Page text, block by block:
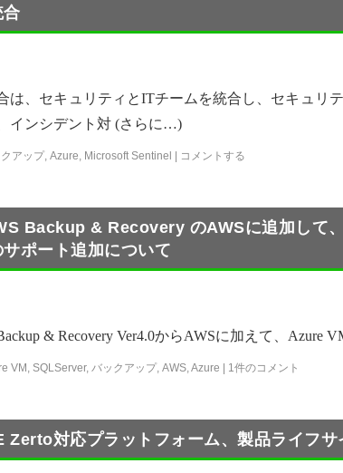
合
は、セキュリティとITチームを統合し、セキュリ
インシデント対 (さらに…)
アップ, Azure, Microsoft Sentinel | コメントする
Backup & Recovery のAWSに追加して
ポート追加について
& Recovery Ver4.0からAWSに加えて、Azure
VM, SQLServer, バックアップ, AWS,Azure | 1件のコメント
Zerto対応プラットフォーム、製品ライフ